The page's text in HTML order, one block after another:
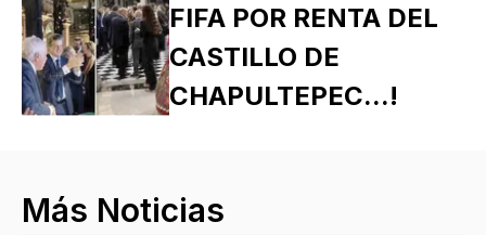
FIFA POR RENTA DEL
CASTILLO DE
CHAPULTEPEC...!
Más Noticias